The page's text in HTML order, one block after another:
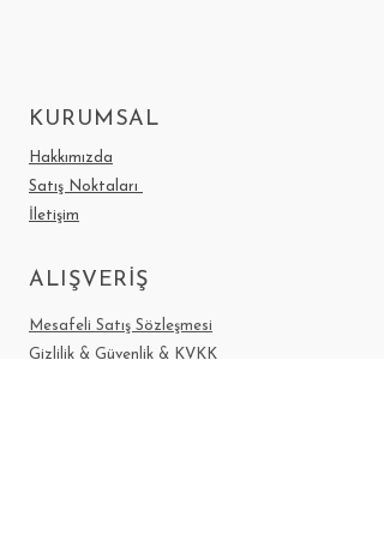
KURUMSAL
Hakkımızda
Satış Noktaları
İletişim
ALIŞVERİŞ
Mesafeli Satış Sözleşmesi
Gizlilik & Güvenlik & KVKK